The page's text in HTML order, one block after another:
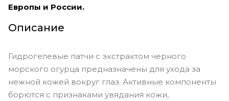
Европы и России.
Описание
Гидрогелевые патчи с экстрактом черного
морского огурца предназначены для ухода за
нежной кожей вокруг глаз. Активные компоненты
борются с признаками увядания кожи,